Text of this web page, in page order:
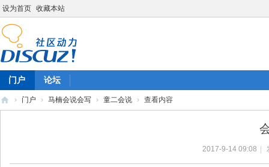
设为首页 收藏本站
门户 论坛
› 门户 › 马楠会说会写 › 童二会说 › 查看内容
2017-9-14 09:08